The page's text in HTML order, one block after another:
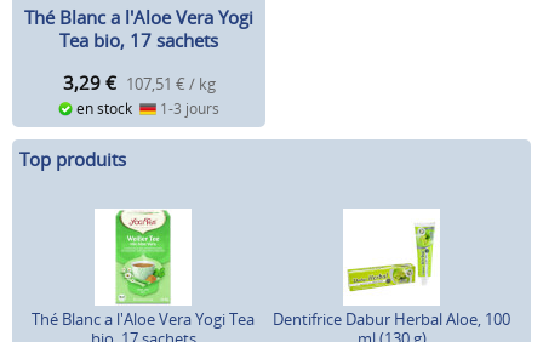
Thé Blanc a l'Aloe Vera Yogi
Tea bio, 17 sachets
3,29 € 107,51 € / kg
en stock 1-3 jours
Top produits
Thé Blanc a l'Aloe Vera Yogi Tea
Dentifrice Dabur Herbal Aloe, 100